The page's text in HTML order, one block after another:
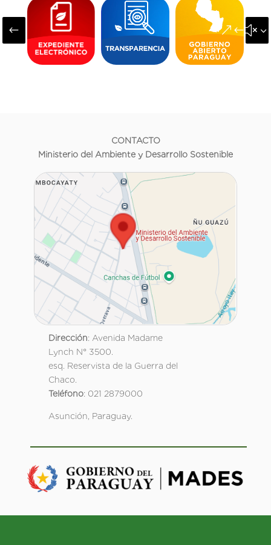
#
CONTACTO
Ministerio del Ambiente y Desarrollo Sostenible
Dirección: Avenida Madame
Lynch N° 3500.
esq. Reservista de la Guerra del
Chaco.
Teléfono: 021 2879000
Asunción, Paraguay.